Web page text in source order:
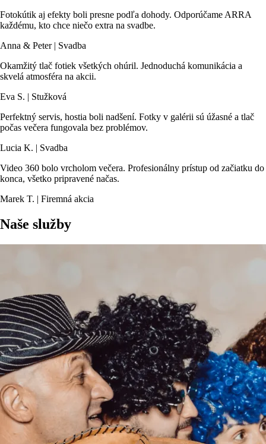
Fotokútik aj efekty boli presne podľa dohody. Odporúčame ARRA
každému, kto chce niečo extra na svadbe.
Anna & Peter | Svadba
Okamžitý tlač fotiek všetkých ohúril. Jednoduchá komunikácia a
skvelá atmosféra na akcii.
Eva S. | Stužková
Perfektný servis, hostia boli nadšení. Fotky v galérii sú úžasné a tlač
počas večera fungovala bez problémov.
Lucia K. | Svadba
Video 360 bolo vrcholom večera. Profesionálny prístup od začiatku do
konca, všetko pripravené načas.
Marek T. | Firemná akcia
Naše služby